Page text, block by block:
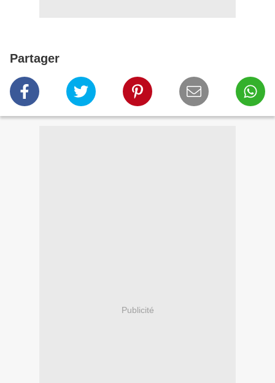
Partager
Publicité